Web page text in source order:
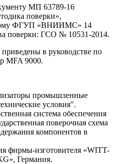
МП 63789-16
поверки»,
ФГУП «ВНИИМС» 14
поверки: ГСО № 10531-2014.
в руководстве по
MFA 9000.
промышленные
условия".
система обеспечения
поверочная схема
компонентов в
фирмы-изготовителя «WITT-
Германия.